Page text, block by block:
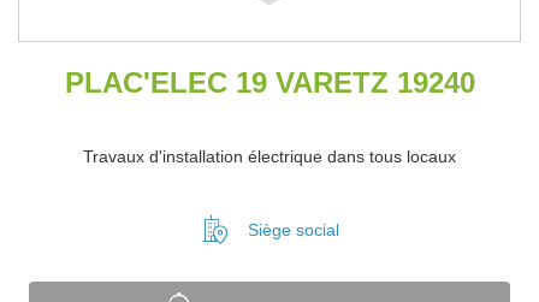
PLAC'ELEC 19 VARETZ 19240
Travaux d'installation électrique dans tous locaux
Siège social